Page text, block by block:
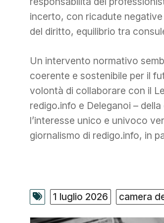
incerto, con ricadute
del diritto, equilibrio tra
Un intervento normativo
coerente e sostenibile per il
volontà di collaborare con il
redigo.info e Deleganoi –
l’interesse unico e univoco
giornalismo di redigo.info, in
1 luglio 2026 camera